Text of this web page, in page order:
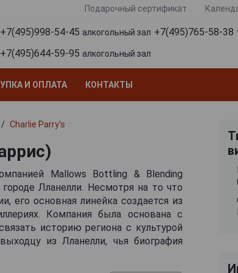
Подарочный сертификат
+7(495)998-54-45 алкогольный зал +7(495)765-58-38
+7(495)644-59-95 алкогольный зал
И ОПЛАТА КОНТАКТЫ
Charlie Parry's
Mallows Bottling & Blending
Лланелли. Несмотря на то что
его основная линейка создается из
Компания была основана с
историю региона с культурой
из Лланелли, чья биография
человека. Марка относительно
ирландского сырья и валлийского